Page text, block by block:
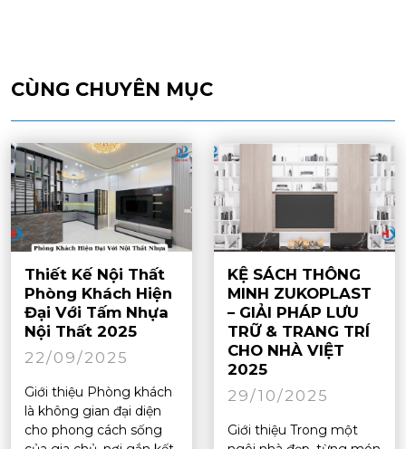
CÙNG CHUYÊN MỤC
Thiết Kế Nội Thất
Phòng Khách Hiện
Đại Với Tấm Nhựa
Nội Thất 2025
22/09/2025
Giới thiệu Phòng khách
là không gian đại diện
cho phong cách sống
KỆ SÁCH THÔNG
MINH ZUKOPLAST
– GIẢI PHÁP LƯU
TRỮ & TRANG TRÍ
CHO NHÀ VIỆT
2025
29/10/2025
Giới thiệu Trong một